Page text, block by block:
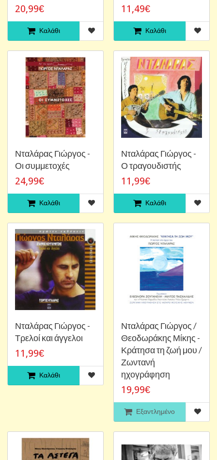
20,99€
Καλάθι
11,49€
Καλάθι
Νταλάρας Γιώργος -
Οι συμμετοχές
24,99€
Καλάθι
Νταλάρας Γιώργος -
Ο τραγουδιστής
11,99€
Καλάθι
Νταλάρας Γιώργος -
Τρελοί και άγγελοι
11,99€
Καλάθι
Νταλάρας Γιώργος /
Θεοδωράκης Μίκης -
Κράτησα τη ζωή μου /
Ζωντανή
ηχογράφηση
19,99€
Εξαντλημένο